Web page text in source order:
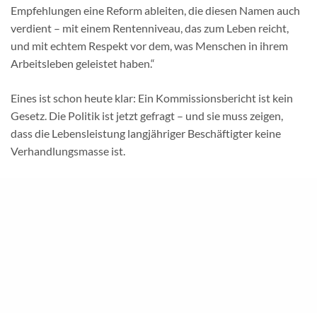
Empfehlungen eine Reform ableiten, die diesen Namen auch
verdient – mit einem Rentenniveau, das zum Leben reicht,
und mit echtem Respekt vor dem, was Menschen in ihrem
Arbeitsleben geleistet haben.“
Eines ist schon heute klar: Ein Kommissionsbericht ist kein
Gesetz. Die Politik ist jetzt gefragt – und sie muss zeigen,
dass die Lebensleistung langjähriger Beschäftigter keine
Verhandlungsmasse ist.